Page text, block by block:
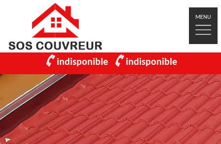
MENU
indisponible indisponible